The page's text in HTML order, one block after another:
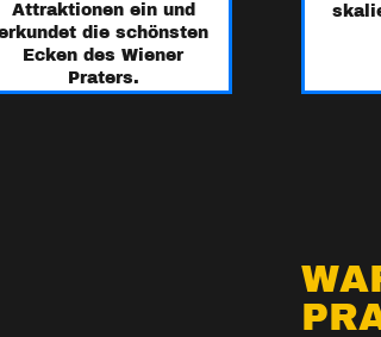
Attraktionen ein und
die schönsten
Ecken des Wiener
Praters.